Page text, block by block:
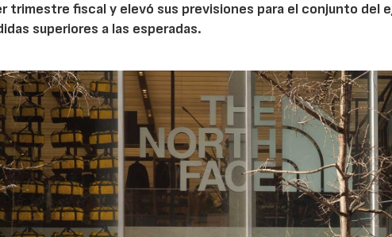
trimestre fiscal y elevó sus previsiones para el conjunto del
superiores a las esperadas.